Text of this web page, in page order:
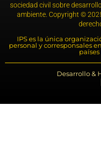
sociedad civil sobre
ambiente. Copyright ©
IPS es la única
personal y corresponsales
países
Desarrollo &